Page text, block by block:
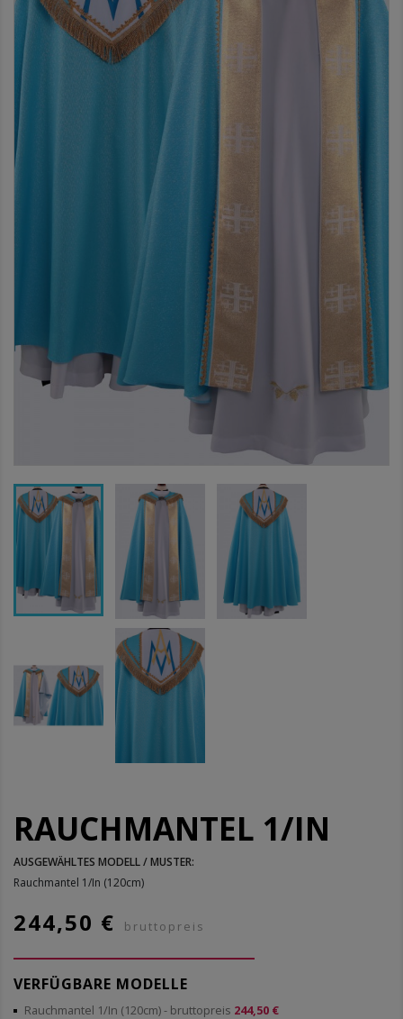
RAUCHMANTEL 1/IN
AUSGEWÄHLTES MODELL / MUSTER:
Rauchmantel 1/In (120cm)
244,50 € bruttopreis
VERFÜGBARE MODELLE
Rauchmantel 1/In (120cm)- bruttopreis 244,50 €